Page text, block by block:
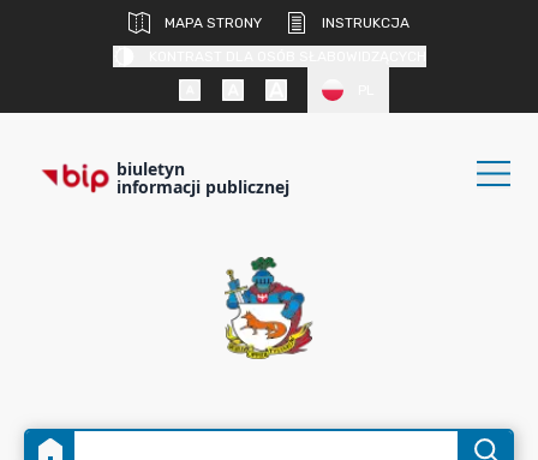
MAPA STRONY
INSTRUKCJA
biuletyn
informacji publicznej